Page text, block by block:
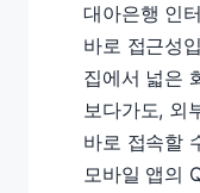
대아은행 인
바로 접근성
집에서 넓은
보다가도, 외
바로 접속할
모바일 앱의